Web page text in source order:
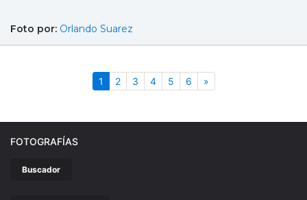
Foto por: Orlando Suarez
1 (actual)
2 3 4 5 6 »Siguiente
FOTOGRAFÍAS
Buscador